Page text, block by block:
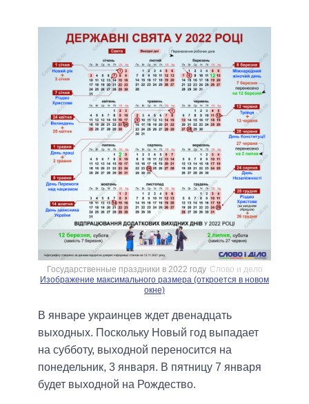
Государственные праздники в 2022 году Слово и дело
Изображение максимального размера (откроется в новом
окне)
В январе украинцев ждет двенадцать
выходных. Поскольку Новый год выпадает
на субботу, выходной переносится на
понедельник, 3 января. В пятницу 7 января
будет выходной на Рождество.